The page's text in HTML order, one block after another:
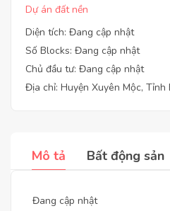
Dự án đất nền
Diện tích: Đang cập nhật
Số Blocks: Đang cập nhật
Chủ đầu tư: Đang cập nhật
Địa chỉ: Huyện Xuyên Mộc, Tỉnh
Mô tả Bất động sản
Đang cập nhật